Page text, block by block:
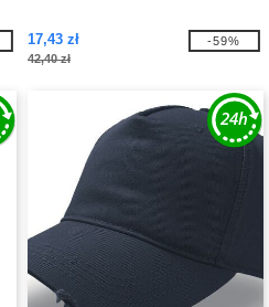
17,43 zł
42,40 zł
-59%